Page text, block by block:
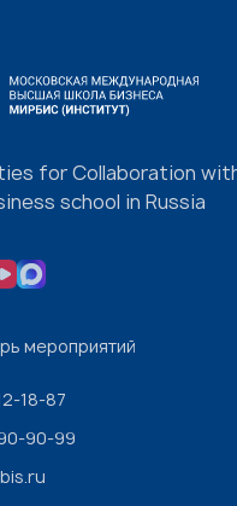
for Collaboration
school in Russia
мероприятий
18-87
90-99